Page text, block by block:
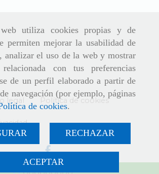
utiliza cookies propias y de
permiten mejorar la usabilidad de
analizar el uso de la web y mostrar
con tus preferencias
de un perfil elaborado a partir de
navegación (por ejemplo, páginas
de cookies.
RECHAZAR
ACEPTAR
legal Política de cookies